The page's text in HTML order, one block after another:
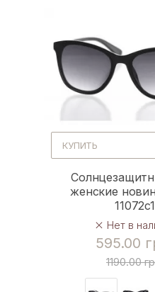
КУПИТЬ
женские
11072c1
Нет в
595.00
1190.00